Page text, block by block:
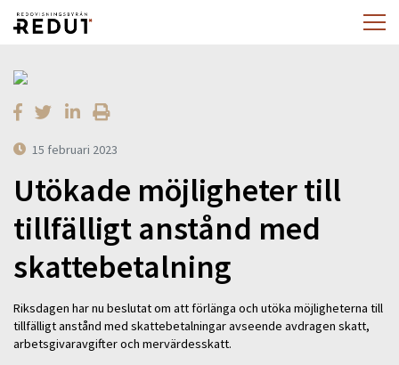
15 februari 2023
Utökade möjligheter till
tillfälligt anstånd med
skattebetalning
Riksdagen har nu beslutat om att förlänga och utöka möjligheterna till
tillfälligt anstånd med skattebetalningar avseende avdragen skatt,
arbetsgivaravgifter och mervärdesskatt.